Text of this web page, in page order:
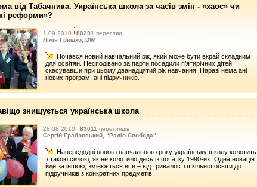
від Табачника. Українська школа за часів змін - «хаос» чи
реформи»?
1.09.2010 80291 перегляд
Лілія Гришко, DW
Почався новий навчальний рік, який може бути вкрай складним
для освітян. Несподівано за парти посадили п’ятирічних дітей,
скасувавши при цьому дванадцятий рік навчання. Наразі нема ані
нових програм, ані підручників.
знищується українська школа
28.08.2010 83011 переглядів
Сергій Грабовський, “Радіо Свобода”
Напередодні нового навчального року українську школу колотить
з такою силою, як не колотило десь із початку 1990-их. Одна новація
йде за іншою, змінюється все – від тривалості шкільної освіти до
підручників з конкретних предметів.